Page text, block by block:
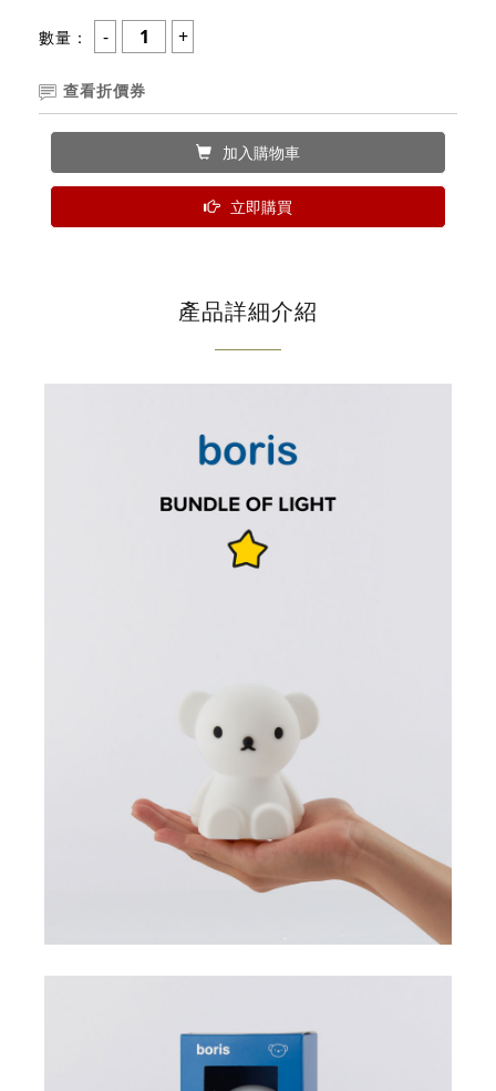
數量：
查看折價券
加入購物車
立即購買
產品詳細介紹